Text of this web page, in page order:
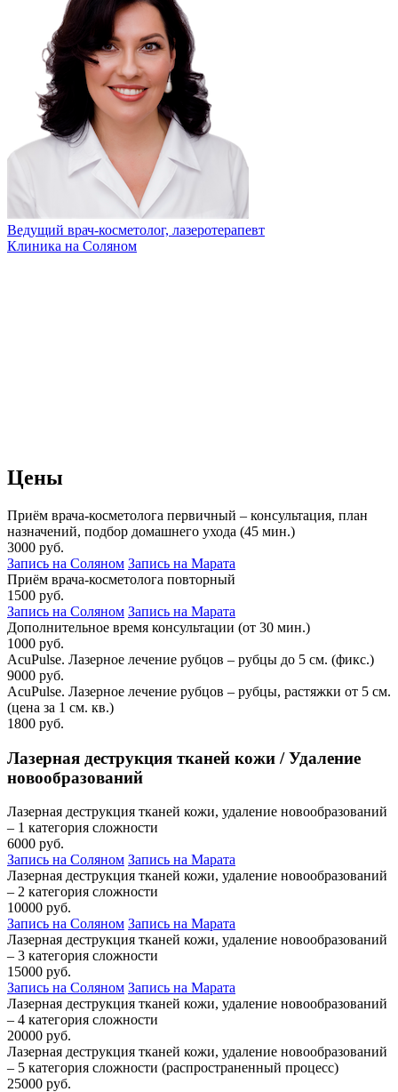
Ведущий врач-косметолог, лазеротерапевт
Клиника на Соляном
Цены
Приём врача-косметолога первичный – консультация, план
назначений, подбор домашнего ухода (45 мин.)
3000 руб.
Запись на Соляном Запись на Марата
Приём врача-косметолога повторный
1500 руб.
Запись на Соляном Запись на Марата
Дополнительное время консультации (от 30 мин.)
1000 руб.
AcuPulse. Лазерное лечение рубцов – рубцы до 5 см. (фикс.)
9000 руб.
AcuPulse. Лазерное лечение рубцов – рубцы, растяжки от 5 см.
(цена за 1 см. кв.)
1800 руб.
Лазерная деструкция тканей кожи / Удаление
новообразований
Лазерная деструкция тканей кожи, удаление новообразований
– 1 категория сложности
6000 руб.
Запись на Соляном Запись на Марата
Лазерная деструкция тканей кожи, удаление новообразований
– 2 категория сложности
10000 руб.
Запись на Соляном Запись на Марата
Лазерная деструкция тканей кожи, удаление новообразований
– 3 категория сложности
15000 руб.
Запись на Соляном Запись на Марата
Лазерная деструкция тканей кожи, удаление новообразований
– 4 категория сложности
20000 руб.
Лазерная деструкция тканей кожи, удаление новообразований
– 5 категория сложности (распространенный процесс)
25000 руб.